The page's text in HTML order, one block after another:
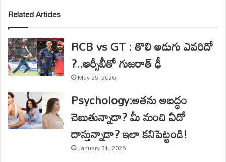
Related Articles
RCB vs GT : తొలి అడుగు ఎవరిదో
?..ఆర్సీబీతో గుజరాత్ ఢీ
May 25, 2026
Psychology:అతను అబద్ధం
చెబుతున్నాడా? మీ నుంచి ఏదో
దాస్తున్నాడా? ఇలా కనిపెట్టండి!
January 31, 2026